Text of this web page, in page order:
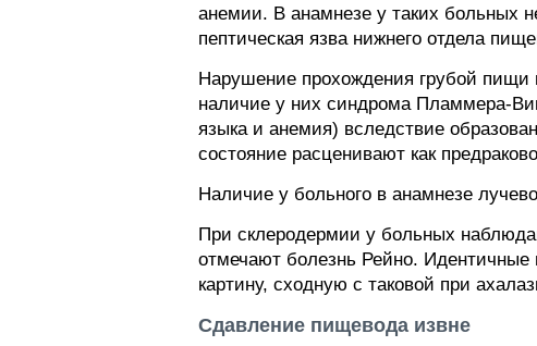
анемии. В анамнезе у таких больных
пептическая язва нижнего отдела
Нарушение прохождения грубой пищи
наличие у них синдрома Пламмера-
языка и анемия) вследствие
состояние расценивают как
Наличие у больного в анамнезе
При склеродермии у больных
отмечают болезнь Рейно. Идентичные
картину, сходную с таковой при
Сдавление пищевода извне